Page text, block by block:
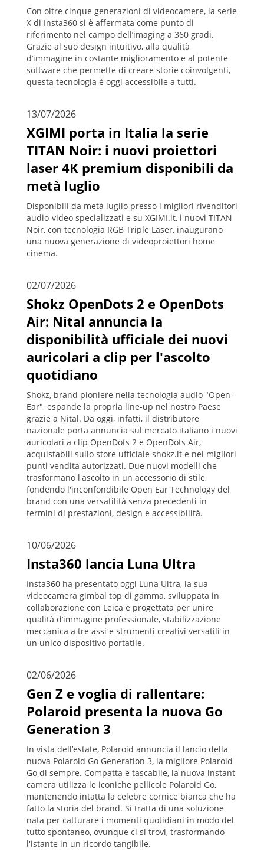
Con oltre cinque generazioni di videocamere, la serie
X di Insta360 si è affermata come punto di
riferimento nel campo dell’imaging a 360 gradi.
Grazie al suo design intuitivo, alla qualità
d’immagine in costante miglioramento e al potente
software che permette di creare storie coinvolgenti,
questa tecnologia è oggi accessibile a tutti.
13/07/2026
XGIMI porta in Italia la serie
TITAN Noir: i nuovi proiettori
laser 4K premium disponibili da
metà luglio
Disponibili da metà luglio presso i migliori rivenditori
audio-video specializzati e su XGIMI.it, i nuovi TITAN
Noir, con tecnologia RGB Triple Laser, inaugurano
una nuova generazione di videoproiettori home
cinema.
02/07/2026
Shokz OpenDots 2 e OpenDots
Air: Nital annuncia la
disponibilità ufficiale dei nuovi
auricolari a clip per l'ascolto
quotidiano
Shokz, brand pioniere nella tecnologia audio "Open-
Ear", espande la propria line-up nel nostro Paese
grazie a Nital. Da oggi, infatti, il distributore
nazionale porta annuncia sul mercato italiano i nuovi
auricolari a clip OpenDots 2 e OpenDots Air,
acquistabili sullo store ufficiale shokz.it e nei migliori
punti vendita autorizzati. Due nuovi modelli che
trasformano l'ascolto in un accessorio di stile,
fondendo l'inconfondibile Open Ear Technology del
brand con una versatilità senza precedenti in
termini di prestazioni, design e accessibilità.
10/06/2026
Insta360 lancia Luna Ultra
Insta360 ha presentato oggi Luna Ultra, la sua
videocamera gimbal top di gamma, sviluppata in
collaborazione con Leica e progettata per unire
qualità d’immagine professionale, stabilizzazione
meccanica a tre assi e strumenti creativi versatili in
un unico dispositivo portatile.
02/06/2026
Gen Z e voglia di rallentare:
Polaroid presenta la nuova Go
Generation 3
In vista dell’estate, Polaroid annuncia il lancio della
nuova Polaroid Go Generation 3, la migliore Polaroid
Go di sempre. Compatta e tascabile, la nuova instant
camera utilizza le iconiche pellicole Polaroid Go,
mantenendo intatta la celebre cornice bianca che ha
fatto la storia del brand. Si tratta di una soluzione
nata per catturare i momenti quotidiani in modo del
tutto spontaneo, ovunque ci si trovi, trasformando
l'istante in un ricordo tangibile.